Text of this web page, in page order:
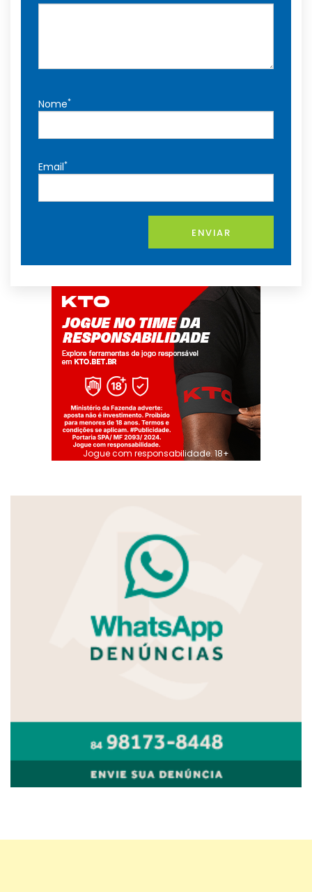
Nome*
Email*
ENVIAR
Jogue com responsabilidade. 18+